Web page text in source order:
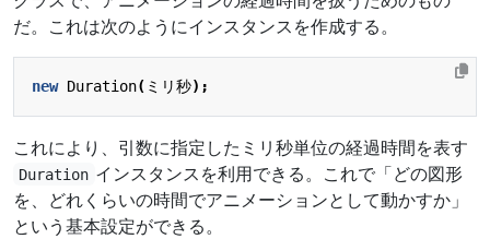
だ。これは次のようにインスタンスを作成する。
new Duration( ミリ秒);
これにより、引数に指定したミリ秒単位の経過時間を表す
Duration インスタンスを利用できる。これで「どの図形
を、どれくらいの時間でアニメーションとして動かすか」
という基本設定ができる。